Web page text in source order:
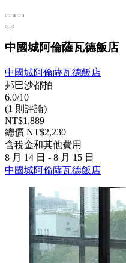
中國城阿倫薩瓦德飯店
中國城阿倫薩瓦德飯店
邦巴沙都拍
6.0/10
(1 則評論)
NT$1,889
總價 NT$2,230
含稅金和其他費用
8 月 14 日 - 8 月 15 日
中國城阿倫薩瓦德飯店